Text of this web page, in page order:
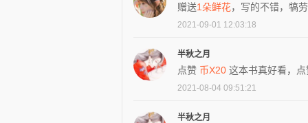
赠送1朵鲜花，写的不错，犒劳
2021-09-01 12:03:18
半秋之月
点赞 币X20 这本书真好看，点
2021-08-04 09:51:21
半秋之月